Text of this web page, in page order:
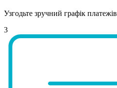
Узгодьте зручний графік платежів
3